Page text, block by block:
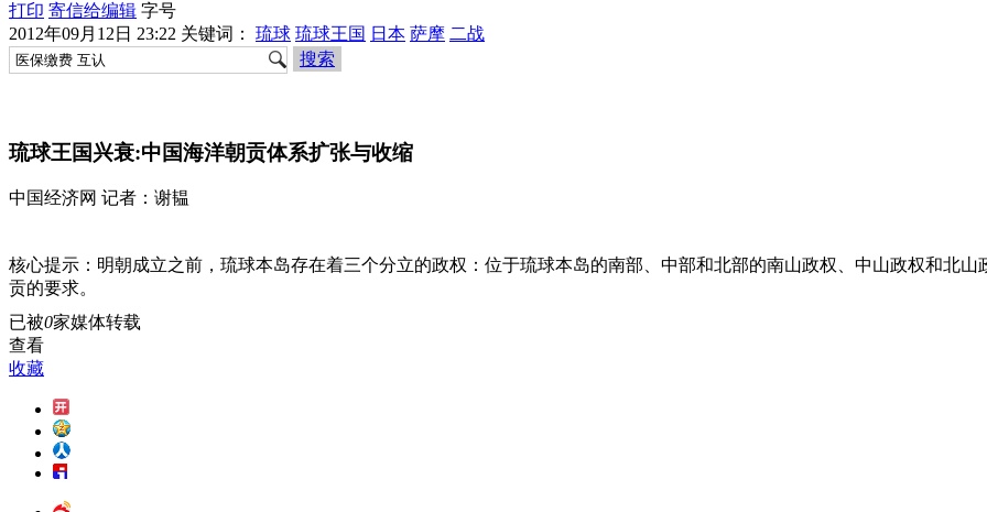
打印 寄信给编辑 字号
2012年09月12日 23:22 关键词： 琉球 琉球王国 日本 萨摩 二战
搜索
琉球王国兴衰:中国海洋朝贡体系扩张与收缩
中国经济网 记者：谢韫
核心提示： 明朝成立之前，琉球本岛存在着三个分立的政权：位于琉球本岛的南部、中部和北部的南山政权、中山政权和北
贡的要求。
已被0家媒体转载
查看
收藏